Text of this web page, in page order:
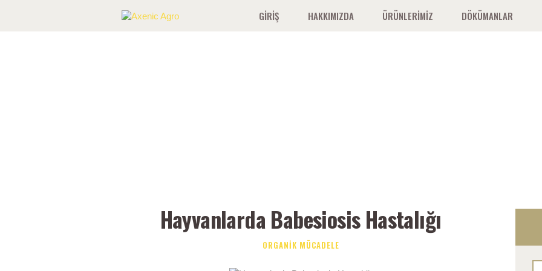
GIRIŞ HAKKIMIZDA ÜRÜNLERIMIZ DÖKÜMANLAR
Hayvanlarda Babesiosis Hastalığı
ORGANIK MÜCADELE